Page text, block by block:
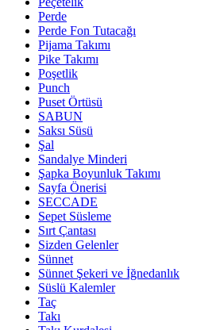
Perde
Perde Fon Tutacağı
Pijama Takımı
Pike Takımı
Poşetlik
Punch
Puset Örtüsü
SABUN
Saksı Süsü
Şal
Sandalye Minderi
Şapka Boyunluk Takımı
Sayfa Önerisi
SECCADE
Sepet Süsleme
Sırt Çantası
Sizden Gelenler
Sünnet
Sünnet Şekeri ve İğnedanlık
Süslü Kalemler
Taç
Takı